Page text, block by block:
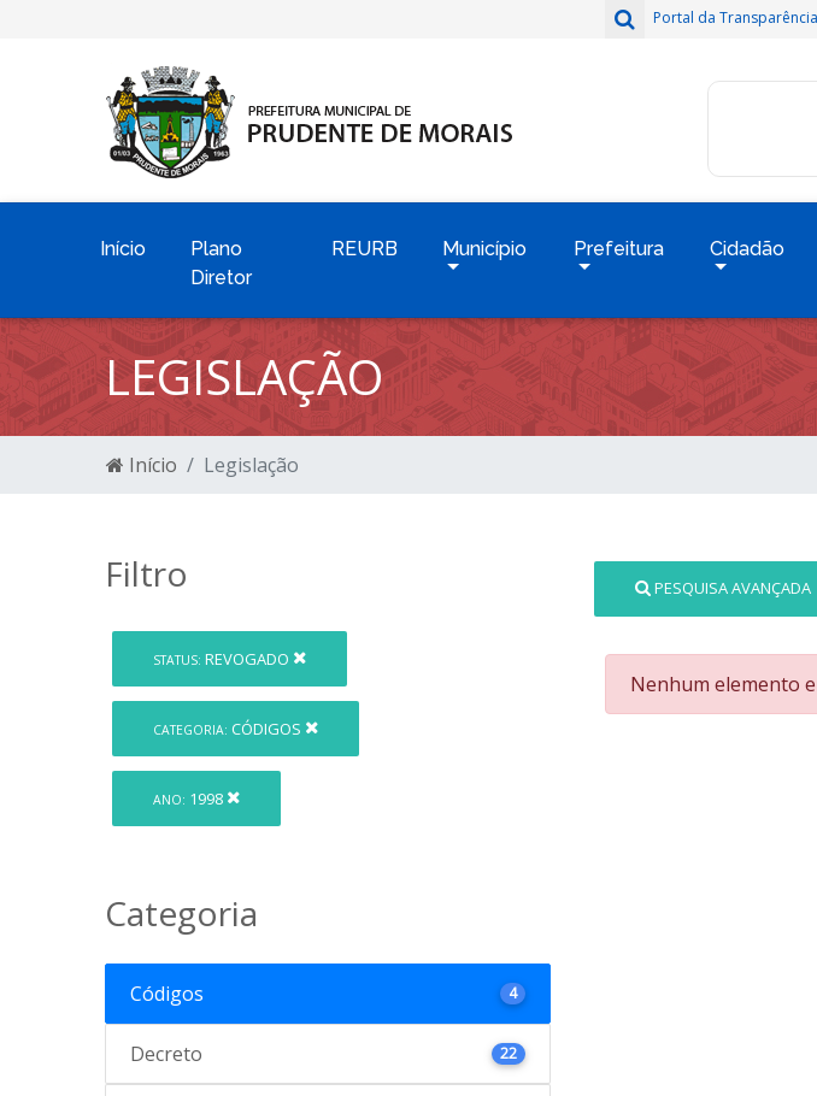
Portal da Transparência
Início
Plano
Diretor
REURB Município Prefeitura Cidadão
LEGISLAÇÃO
Início Legislação
Filtro
STATUS: REVOGADO
CATEGORIA: CÓDIGOS
ANO: 1998
Categoria
Códigos 4
Decreto 22
PESQUISA AVANÇADA
Nenhum elemento